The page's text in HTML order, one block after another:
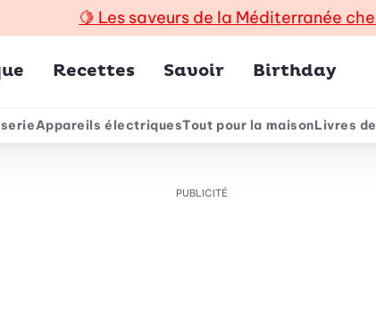
🍋 Les saveurs de la Méditerranée
Recettes Savoir Birthday
Appareils électriquesTout pour la maisonLivres
PUBLICITÉ